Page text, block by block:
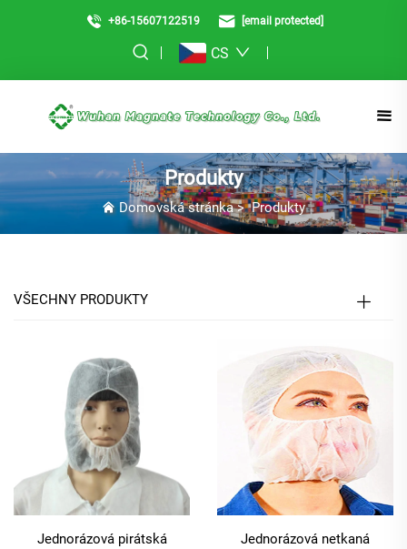
+86-15607122519 [email protected]
CS
Produkty
Domovská stránka>Produkty
VŠECHNY PRODUKTY
Jednorázová pirátská
Jednorázová netkaná